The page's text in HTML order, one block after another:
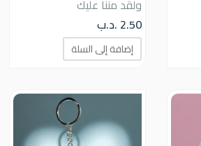
ولقد مننا عليك
2.50 .د.ب
إضافة إلى السلة